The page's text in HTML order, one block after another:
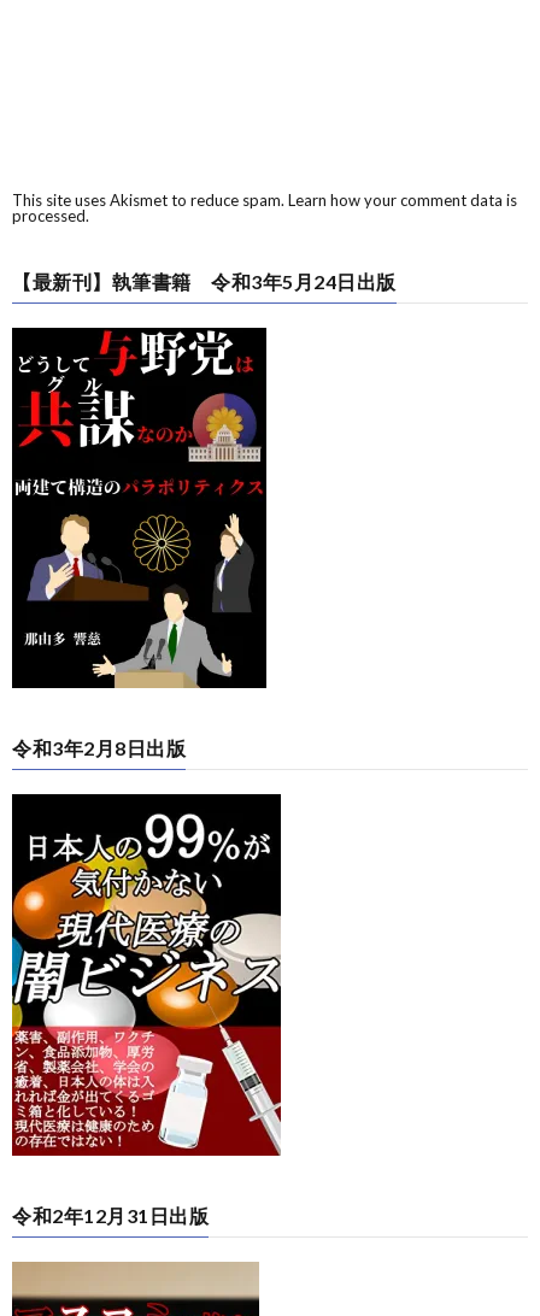
This site uses Akismet to reduce spam. Learn how your comment data is
processed.
【最新刊】執筆書籍 令和3年5月24日出版
令和3年2月8日出版
令和2年12月31日出版